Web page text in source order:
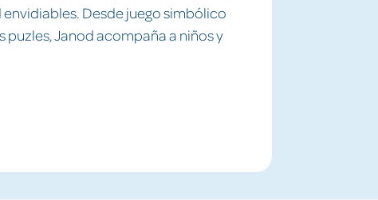
Desde juego simbólico
Janod acompaña a niños y